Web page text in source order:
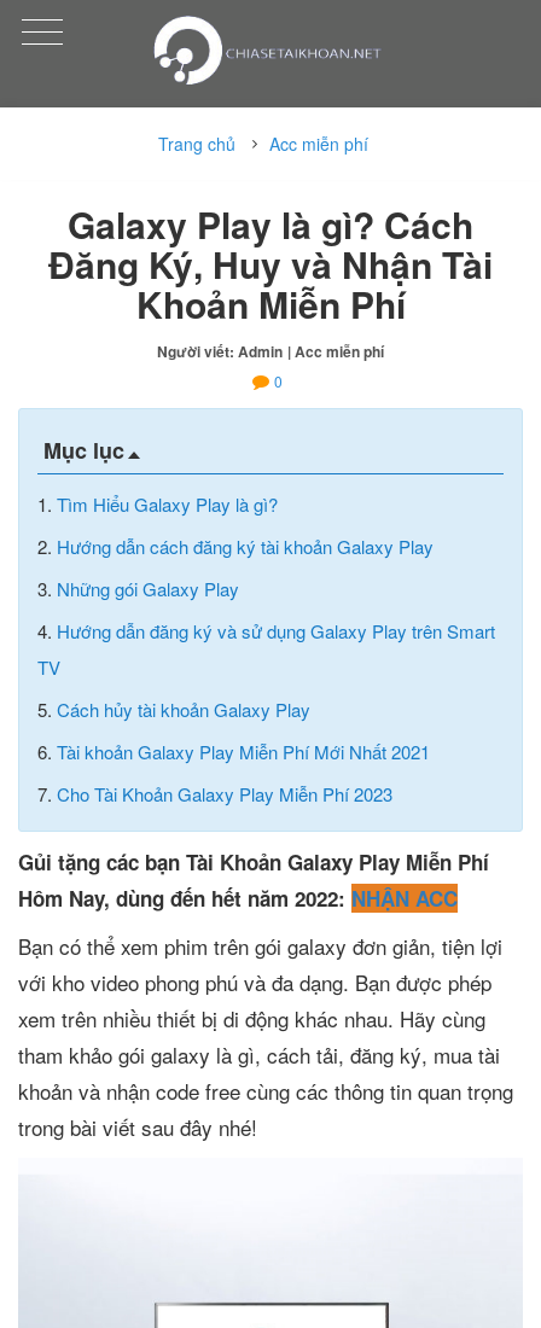
Trang chủ Acc miễn phí
Galaxy Play là gì? Cách
Đăng Ký, Huy và Nhận Tài
Khoản Miễn Phí
Người viết: Admin | Acc miễn phí
0
Mục lục
1. Tìm Hiểu Galaxy Play là gì?
2. Hướng dẫn cách đăng ký tài khoản Galaxy Play
3. Những gói Galaxy Play
4. Hướng dẫn đăng ký và sử dụng Galaxy Play trên Smart
TV
5. Cách hủy tài khoản Galaxy Play
6. Tài khoản Galaxy Play Miễn Phí Mới Nhất 2021
7. Cho Tài Khoản Galaxy Play Miễn Phí 2023
Gủi tặng các bạn Tài Khoản Galaxy Play Miễn Phí
Hôm Nay, dùng đến hết năm 2022: NHẬN ACC
Bạn có thể xem phim trên gói galaxy đơn giản, tiện lợi
với kho video phong phú và đa dạng. Bạn được phép
xem trên nhiều thiết bị di động khác nhau. Hãy cùng
tham khảo gói galaxy là gì, cách tải, đăng ký, mua tài
khoản và nhận code free cùng các thông tin quan trọng
trong bài viết sau đây nhé!